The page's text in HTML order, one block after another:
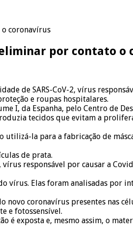
coronavírus
por contato o
de SARS-CoV-2, vírus
e roupas hospitalares.
I, da Espanha, pelo Centro de
tecidos que evitam a
utilizá-la para a fabricação de
de prata.
vírus responsável por causar a
vírus. Elas foram analisadas por
novo coronavírus presentes nas
e fotossensível.
é exposta e, mesmo assim, o